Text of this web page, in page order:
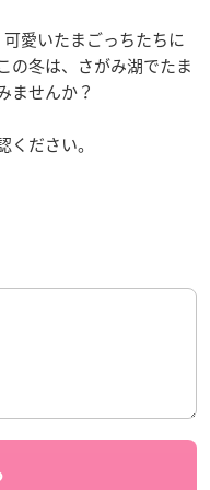
愛いたまごっちたちに
の冬は、さがみ湖でたま
ませんか？
ください。